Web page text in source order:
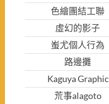
色繪團結工聯
虛幻的影子
蚩尤個人行為
路邊攤
Kaguya Graphic
荒事alagoto